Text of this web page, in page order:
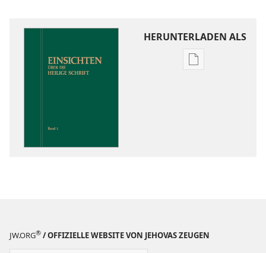
HERUNTERLADEN ALS
JW.ORG® / OFFIZIELLE WEBSITE VON JEHOVAS ZEUGEN